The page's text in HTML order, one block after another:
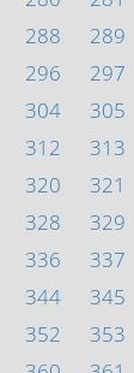
288 289
296 297
304 305
312 313
320 321
328 329
336 337
344 345
352 353